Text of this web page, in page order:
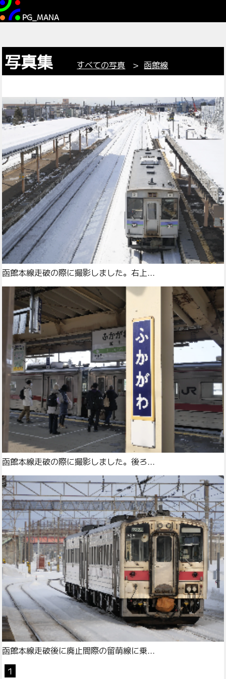
PG_MANA
写真集 すべての写真 > 函館線
函館本線走破の際に撮影しました。右上...
函館本線走破の際に撮影しました。後ろ...
函館本線走破後に廃止間際の留萌線に乗...
1